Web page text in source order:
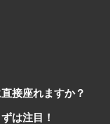
接座れますか？
は注目！